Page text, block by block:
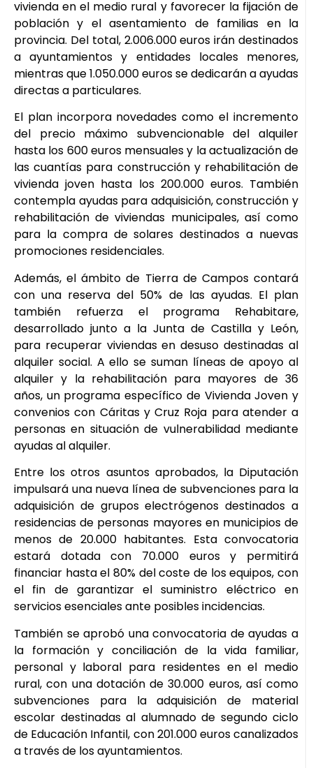
vivienda en el medio rural y favorecer la fijación de
población y el asentamiento de familias en la
provincia. Del total, 2.006.000 euros irán destinados
a ayuntamientos y entidades locales menores,
mientras que 1.050.000 euros se dedicarán a ayudas
directas a particulares.
El plan incorpora novedades como el incremento
del precio máximo subvencionable del alquiler
hasta los 600 euros mensuales y la actualización de
las cuantías para construcción y rehabilitación de
vivienda joven hasta los 200.000 euros. También
contempla ayudas para adquisición, construcción y
rehabilitación de viviendas municipales, así como
para la compra de solares destinados a nuevas
promociones residenciales.
Además, el ámbito de Tierra de Campos contará
con una reserva del 50% de las ayudas. El plan
también refuerza el programa Rehabitare,
desarrollado junto a la Junta de Castilla y León,
para recuperar viviendas en desuso destinadas al
alquiler social. A ello se suman líneas de apoyo al
alquiler y la rehabilitación para mayores de 36
años, un programa específico de Vivienda Joven y
convenios con Cáritas y Cruz Roja para atender a
personas en situación de vulnerabilidad mediante
ayudas al alquiler.
Entre los otros asuntos aprobados, la Diputación
impulsará una nueva línea de subvenciones para la
adquisición de grupos electrógenos destinados a
residencias de personas mayores en municipios de
menos de 20.000 habitantes. Esta convocatoria
estará dotada con 70.000 euros y permitirá
financiar hasta el 80% del coste de los equipos, con
el fin de garantizar el suministro eléctrico en
servicios esenciales ante posibles incidencias.
También se aprobó una convocatoria de ayudas a
la formación y conciliación de la vida familiar,
personal y laboral para residentes en el medio
rural, con una dotación de 30.000 euros, así como
subvenciones para la adquisición de material
escolar destinadas al alumnado de segundo ciclo
de Educación Infantil, con 201.000 euros canalizados
a través de los ayuntamientos.